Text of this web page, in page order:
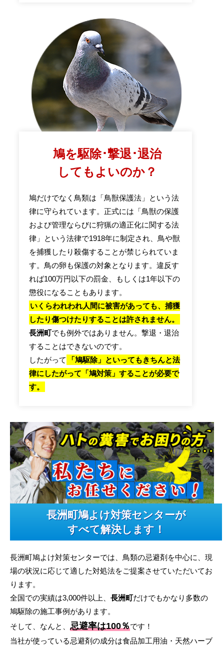
鳩を駆除･撃退･退治
してもよいのか？
鳩だけでなく鳥類は「鳥獣保護法」という法
律に守られています。正式には「鳥獣の保護
および管理ならびに狩猟の適正化に関する法
律」という法律で1918年に制定され、鳥や獣
を捕獲したり殺傷することが禁じられていま
す。鳥の卵も保護の対象となります。違反す
れば100万円以下の罰金、もしくは1年以下の
懲役になることもあります。
いくらわれわれ人間に被害があっても、捕獲
したり傷つけたりすることは許されません。
長洲町でも例外ではありません。撃退・退治
することはできないのです。
したがって
「鳩駆除」といってもきちんと法
律にしたがって「鳩対策」することが必要で
す。
長洲町鳩よけ対策センターが
すべて解決します！
長洲町鳩よけ対策センターでは、鳥類の忌避剤を中心に、現
場の状況に応じて適した対処法をご提案させていただいてお
ります。
全国での実績は3,000件以上、 長洲町だけでもかなり多数の
鳩駆除の施工事例があります。
そして、なんと、 忌避率は100％です！
当社が使っている忌避剤の成分は食品加工用油・天然ハーブ